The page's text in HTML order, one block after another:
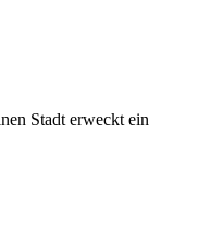
Stadt erweckt ein